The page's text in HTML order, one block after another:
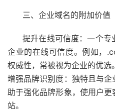
三、企业域名的附加价值
提升在线可信度：一个
企业的在线可信度。例如，
权威性，常被视为企业的优选。
增强品牌识别度：独特且与
助于强化品牌形象，使用户
站。